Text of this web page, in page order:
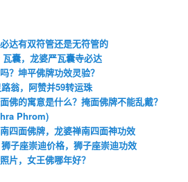
达有双符管还是无符管的
囊，龙婆严瓦囊寺必达
？坤平佛牌功效灵验？
翁，阿赞并59转运珠
佛的寓意是什么？掩面佛牌不能乱戴？
Phrom)
四面佛牌，龙婆禅南四面神功效
子座崇迪价格，狮子座崇迪功效
片，女王佛哪年好？